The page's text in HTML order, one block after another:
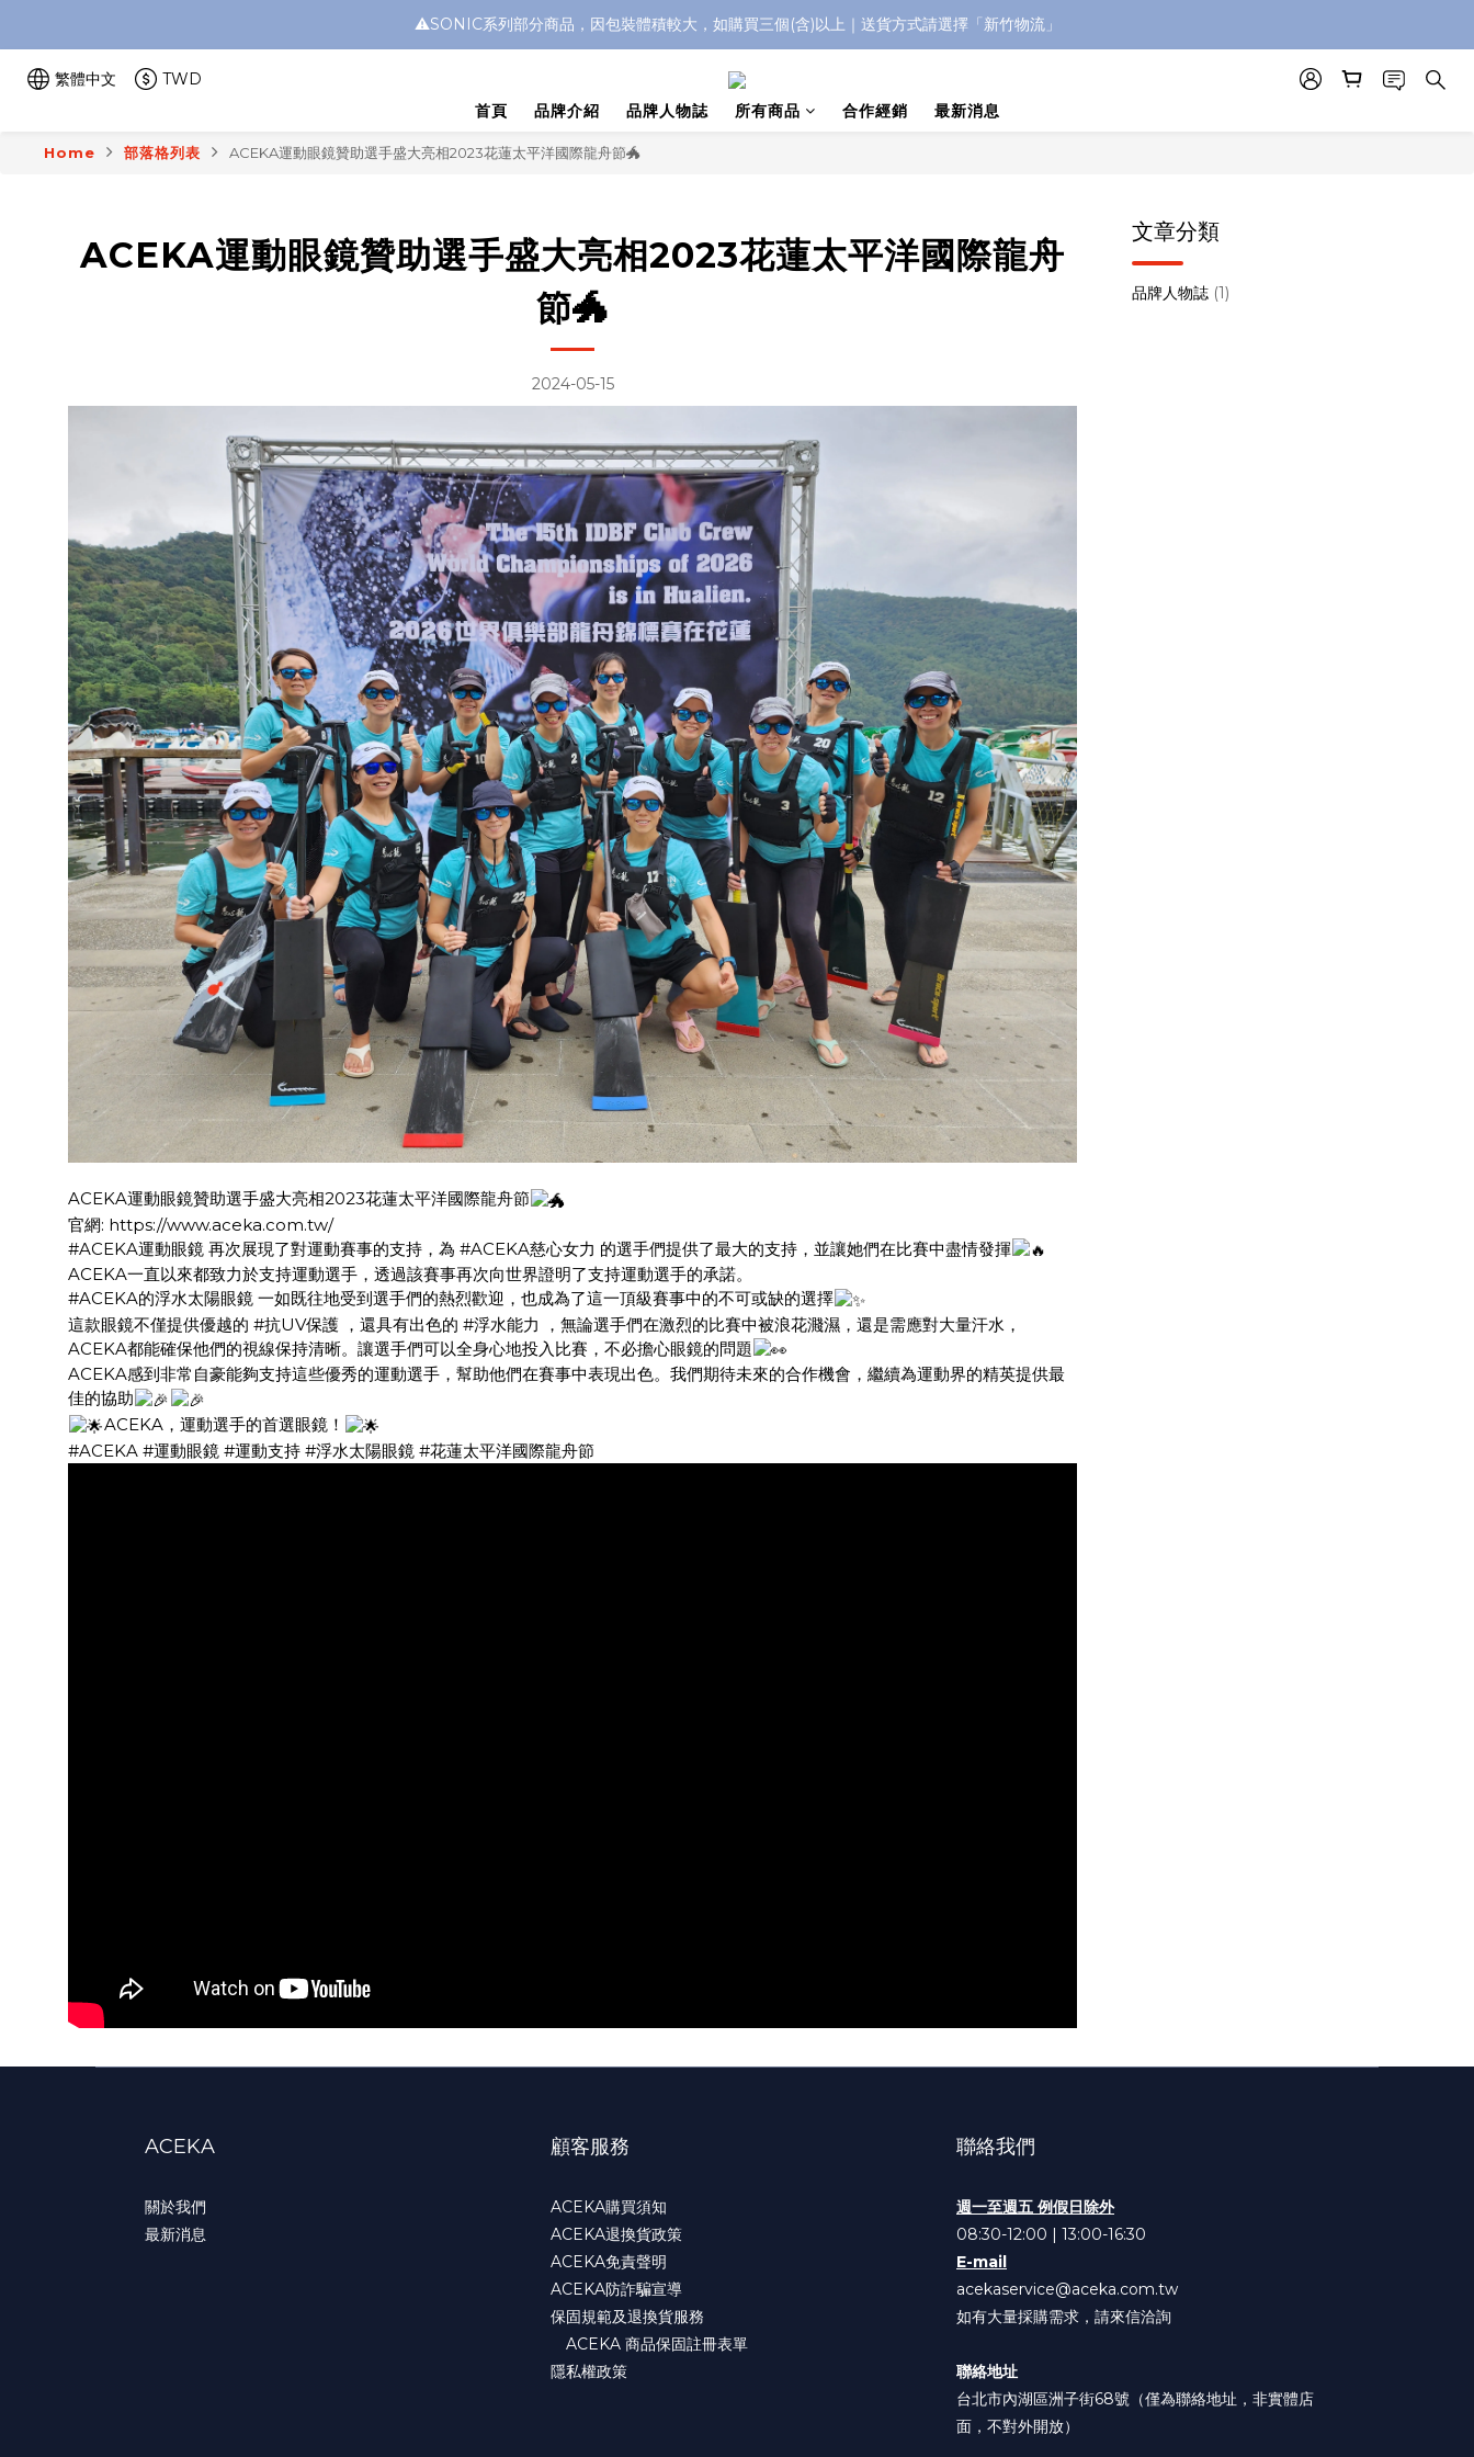
浮水太陽眼鏡🌊 全面升級新上市🎉
⚠️SONIC系列部分商品，因包裝體積較大，如購買三個(含)以上｜送貨方式請選擇「新竹物流」
浮水太陽眼鏡🌊 全面升級新上市🎉
繁體中文
TWD
首頁
品牌介紹 品牌人物誌 所有商品 合作經銷 最新消息
Home 部落格列表 ACEKA運動眼鏡贊助選手盛大亮相2023花蓮太平洋國際龍舟節🐲
ACEKA運動眼鏡贊助選手盛大亮相2023花蓮太平洋國際龍舟
節🐲
2024-05-15
ACEKA運動眼鏡贊助選手盛大亮相2023花蓮太平洋國際龍舟節
官網: https://www.aceka.com.tw/
#ACEKA運動眼鏡 再次展現了對運動賽事的支持，為 #ACEKA慈心女力 的選手們提供了最大的支持，並讓她們在比賽中盡情發揮
ACEKA一直以來都致力於支持運動選手，透過該賽事再次向世界證明了支持運動選手的承諾。
#ACEKA的浮水太陽眼鏡 一如既往地受到選手們的熱烈歡迎，也成為了這一頂級賽事中的不可或缺的選擇
這款眼鏡不僅提供優越的 #抗UV保護 ，還具有出色的 #浮水能力
，無論選手們在激烈的比賽中被浪花濺濕，還是需應對大量汗水，
ACEKA都能確保他們的視線保持清晰。讓選手們可以全身心地投入比賽，不必擔心眼鏡的問題
ACEKA感到非常自豪能夠支持這些優秀的運動選手，幫助他們在賽事中表現出色。我們期待未來的合作機會，繼續為運動界的精英提供最
佳的協助
ACEKA，運動選手的首選眼鏡！
#ACEKA #運動眼鏡 #運動支持 #浮水太陽眼鏡 #花蓮太平洋國際龍舟節
文章分類
品牌人物誌 (1)
ACEKA
關於我們
最新消息
顧客服務
ACEKA購買須知
ACEKA退換貨政策
ACEKA免責聲明
ACEKA防詐騙宣導
保固規範及退換貨服務
ACEKA 商品保固註冊表單
隱私權政策
聯絡我們
週一至週五 例假日除外
08:30-12:00 | 13:00-16:30
E-mail
acekaservice@aceka.com.tw
如有大量採購需求，請來信洽詢
聯絡地址
台北市內湖區洲子街68號（僅為聯絡地址，非實體店
面，不對外開放）